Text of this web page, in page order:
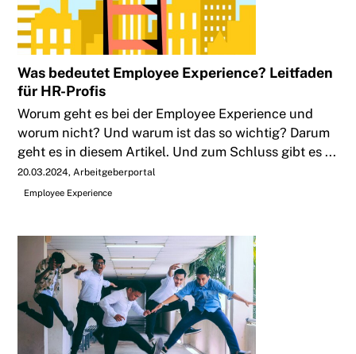
Was bedeutet Employee Experience? Leitfaden
für HR-Profis
Worum geht es bei der Employee Experience und
worum nicht? Und warum ist das so wichtig? Darum
geht es in diesem Artikel. Und zum Schluss gibt es ...
20.03.2024 Arbeitgeberportal
Employee Experience